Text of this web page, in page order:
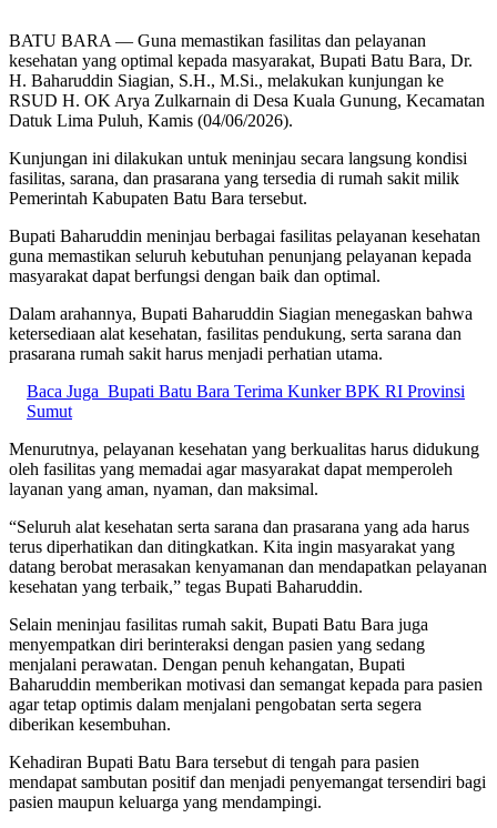
BATU BARA — Guna memastikan fasilitas dan pelayanan
kesehatan yang optimal kepada masyarakat, Bupati Batu Bara, Dr.
H. Baharuddin Siagian, S.H., M.Si., melakukan kunjungan ke
RSUD H. OK Arya Zulkarnain di Desa Kuala Gunung, Kecamatan
Datuk Lima Puluh, Kamis (04/06/2026).
Kunjungan ini dilakukan untuk meninjau secara langsung kondisi
fasilitas, sarana, dan prasarana yang tersedia di rumah sakit milik
Pemerintah Kabupaten Batu Bara tersebut.
Bupati Baharuddin meninjau berbagai fasilitas pelayanan kesehatan
guna memastikan seluruh kebutuhan penunjang pelayanan kepada
masyarakat dapat berfungsi dengan baik dan optimal.
Dalam arahannya, Bupati Baharuddin Siagian menegaskan bahwa
ketersediaan alat kesehatan, fasilitas pendukung, serta sarana dan
prasarana rumah sakit harus menjadi perhatian utama.
Baca Juga Bupati Batu Bara Terima Kunker BPK RI Provinsi
Sumut
Menurutnya, pelayanan kesehatan yang berkualitas harus didukung
oleh fasilitas yang memadai agar masyarakat dapat memperoleh
layanan yang aman, nyaman, dan maksimal.
“Seluruh alat kesehatan serta sarana dan prasarana yang ada harus
terus diperhatikan dan ditingkatkan. Kita ingin masyarakat yang
datang berobat merasakan kenyamanan dan mendapatkan pelayanan
kesehatan yang terbaik,” tegas Bupati Baharuddin.
Selain meninjau fasilitas rumah sakit, Bupati Batu Bara juga
menyempatkan diri berinteraksi dengan pasien yang sedang
menjalani perawatan. Dengan penuh kehangatan, Bupati
Baharuddin memberikan motivasi dan semangat kepada para pasien
agar tetap optimis dalam menjalani pengobatan serta segera
diberikan kesembuhan.
Kehadiran Bupati Batu Bara tersebut di tengah para pasien
mendapat sambutan positif dan menjadi penyemangat tersendiri bagi
pasien maupun keluarga yang mendampingi.